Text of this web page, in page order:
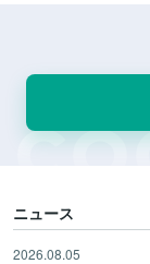
ニュース
2026.08.05